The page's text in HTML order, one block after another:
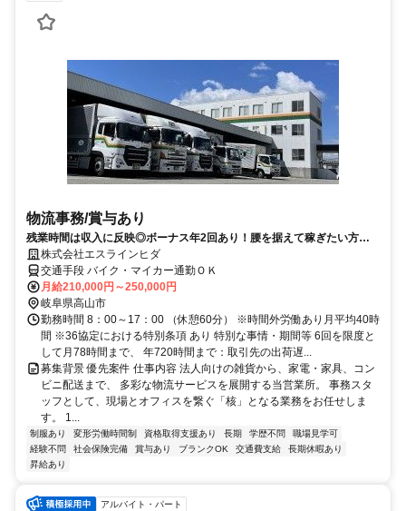
物流事務/賞与あり
残業時間は収入に反映◎ボーナス年2回あり！腰を据えて稼ぎたい方に
選ばれています！
株式会社エスラインヒダ
交通手段 バイク・マイカー通勤ＯＫ
月給210,000円～250,000円
岐阜県高山市
勤務時間 8：00～17：00 （休憩60分） ※時間外労働あり月平均40時
間 ※36協定における特別条項 あり 特別な事情・期間等 6回を限度と
して月78時間まで、 年720時間まで：取引先の出荷遅...
募集背景 優先案件 仕事内容 法人向けの雑貨から、家電・家具、コン
ビニ配送まで、 多彩な物流サービスを展開する当営業所。 事務スタ
ッフとして、現場とオフィスを繋ぐ「核」となる業務をお任せしま
す。 1...
制服あり 変形労働時間制 資格取得支援あり 長期 学歴不問
職場見学可
経験不問
社会保険完備 賞与あり ブランクOK 交通費支給
長期休暇あり
昇給あり
アルバイト・パート